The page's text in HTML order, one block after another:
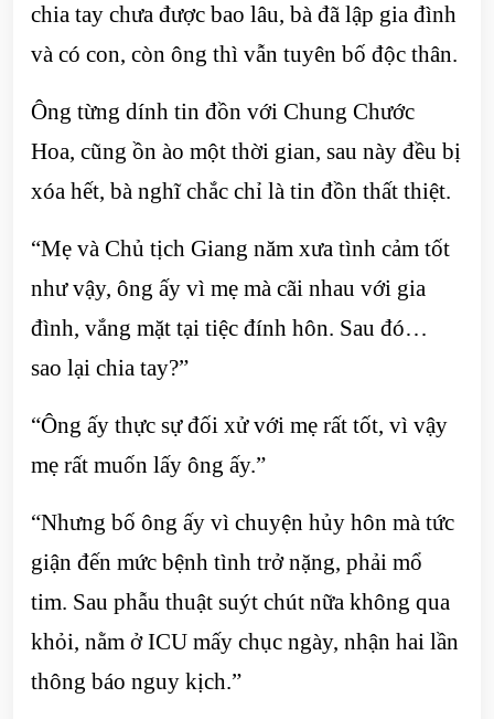
chia tay chưa được bao lâu, bà đã lập gia đình
và có con, còn ông thì vẫn tuyên bố độc thân.
Ông từng dính tin đồn với Chung Chước
Hoa, cũng ồn ào một thời gian, sau này đều bị
xóa hết, bà nghĩ chắc chỉ là tin đồn thất thiệt.
“Mẹ và Chủ tịch Giang năm xưa tình cảm tốt
như vậy, ông ấy vì mẹ mà cãi nhau với gia
đình, vắng mặt tại tiệc đính hôn. Sau đó…
sao lại chia tay?”
“Ông ấy thực sự đối xử với mẹ rất tốt, vì vậy
mẹ rất muốn lấy ông ấy.”
“Nhưng bố ông ấy vì chuyện hủy hôn mà tức
giận đến mức bệnh tình trở nặng, phải mổ
tim. Sau phẫu thuật suýt chút nữa không qua
khỏi, nằm ở ICU mấy chục ngày, nhận hai lần
thông báo nguy kịch.”